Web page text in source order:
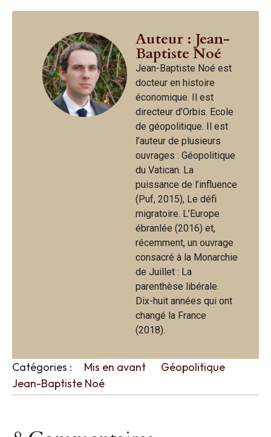
Auteur : Jean-
Baptiste Noé
Jean-Baptiste Noé est
docteur en histoire
économique. Il est
directeur d’Orbis. Ecole
de géopolitique. Il est
l’auteur de plusieurs
ouvrages : Géopolitique
du Vatican. La
puissance de l’influence
(Puf, 2015), Le défi
migratoire. L’Europe
ébranlée (2016) et,
récemment, un ouvrage
consacré à la Monarchie
de Juillet : La
parenthèse libérale.
Dix-huit années qui ont
changé la France
(2018).
Catégories : Mis en avant
Géopolitique
Jean-Baptiste Noé